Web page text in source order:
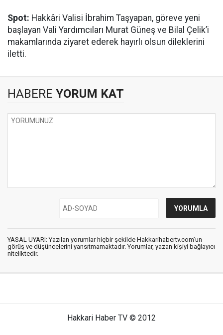
Spot: Hakkâri Valisi İbrahim Taşyapan, göreve yeni
başlayan Vali Yardımcıları Murat Güneş ve Bilal Çelik’i
makamlarında ziyaret ederek hayırlı olsun dileklerini
iletti.
HABERE YORUM KAT
YASAL UYARI: Yazılan yorumlar hiçbir şekilde Hakkarihabertv.com’un
görüş ve düşüncelerini yansıtmamaktadır. Yorumlar, yazan kişiyi bağlayıcı
niteliktedir.
Hakkari Haber TV © 2012